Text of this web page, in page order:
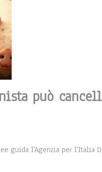
può
guida l'Agenzia per